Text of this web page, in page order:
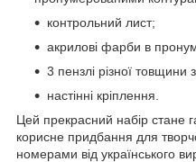
контрольний лист;
акрилові фарби в
3 пензлі різної товщини
настінні кріплення.
Цей прекрасний набір стане
корисне придбання для
номерами від українського